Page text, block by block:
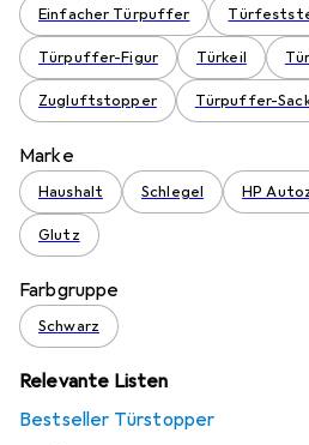
Einfacher Türpuffer
Türpuffer-Figur Türkeil
Zugluftstopper Türpuffer-
Marke
Haushalt Schlegel HP
Glutz
Farbgruppe
Schwarz
Relevante Listen
Bestseller Türstopper